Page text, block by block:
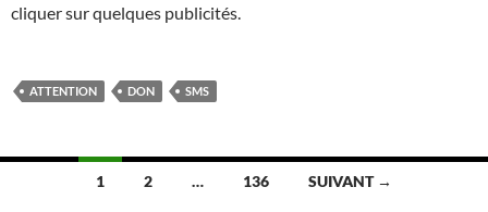
cliquer sur quelques publicités.
ATTENTION DON SMS
Navigation
1 2 … 136 SUIVANT →